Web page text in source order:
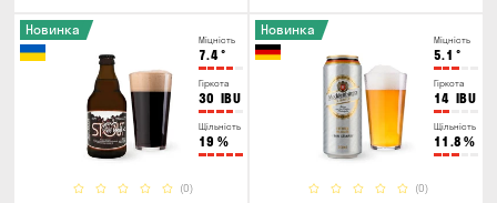
Міцність
7.4°
Гіркота
30 IBU
Щільність
19 %
(0)
Новинка
Міцність
5.1 °
Гіркота
14 IBU
Щільність
11.8 %
(0)
Новинка